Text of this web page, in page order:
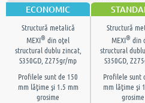
ECONOMIC
Structură metalică
MEXI® din oţel
structural dublu zincat,
S350GD, Z275gr/mp
Profilele sunt de 150
mm lăţime şi 1.5 mm
grosime
Structură
MEXI® din
structural
S350GD,
Profilele sunt
mm lăţime şi
grosime